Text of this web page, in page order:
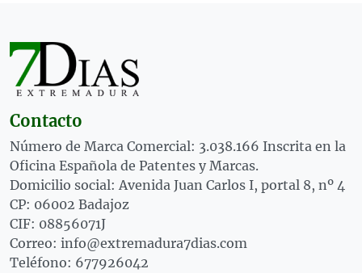
Contacto
Número de Marca Comercial: 3.038.166 Inscrita en la
Oficina Española de Patentes y Marcas.
Domicilio social: Avenida Juan Carlos I, portal 8, nº 4
CP: 06002 Badajoz
CIF: 08856071J
Correo: info@extremadura7dias.com
Teléfono: 677926042